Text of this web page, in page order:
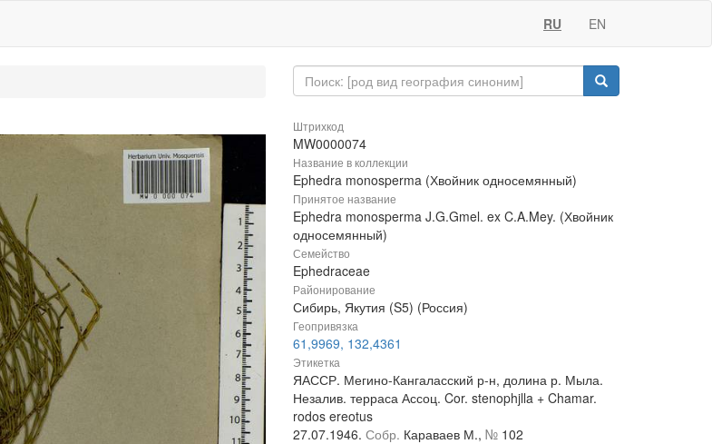
RU EN
Штрихкод
MW0000074
Название в коллекции
Ephedra monosperma (Хвойник односемянный)
Принятое название
Ephedra monosperma J.G.Gmel. ex C.A.Mey. (Хвойник
односемянный)
Семейство
Ephedraceae
Районирование
Сибирь, Якутия (S5) (Россия)
Геопривязка
61,9969, 132,4361
Этикетка
ЯАССР. Мегино-Кангаласский р-н, долина р. Мыла.
Незалив. терраса Ассоц. Cor. stenophjlla + Chamar.
rodos ereotus
27.07.1946. Собр. Караваев М., № 102